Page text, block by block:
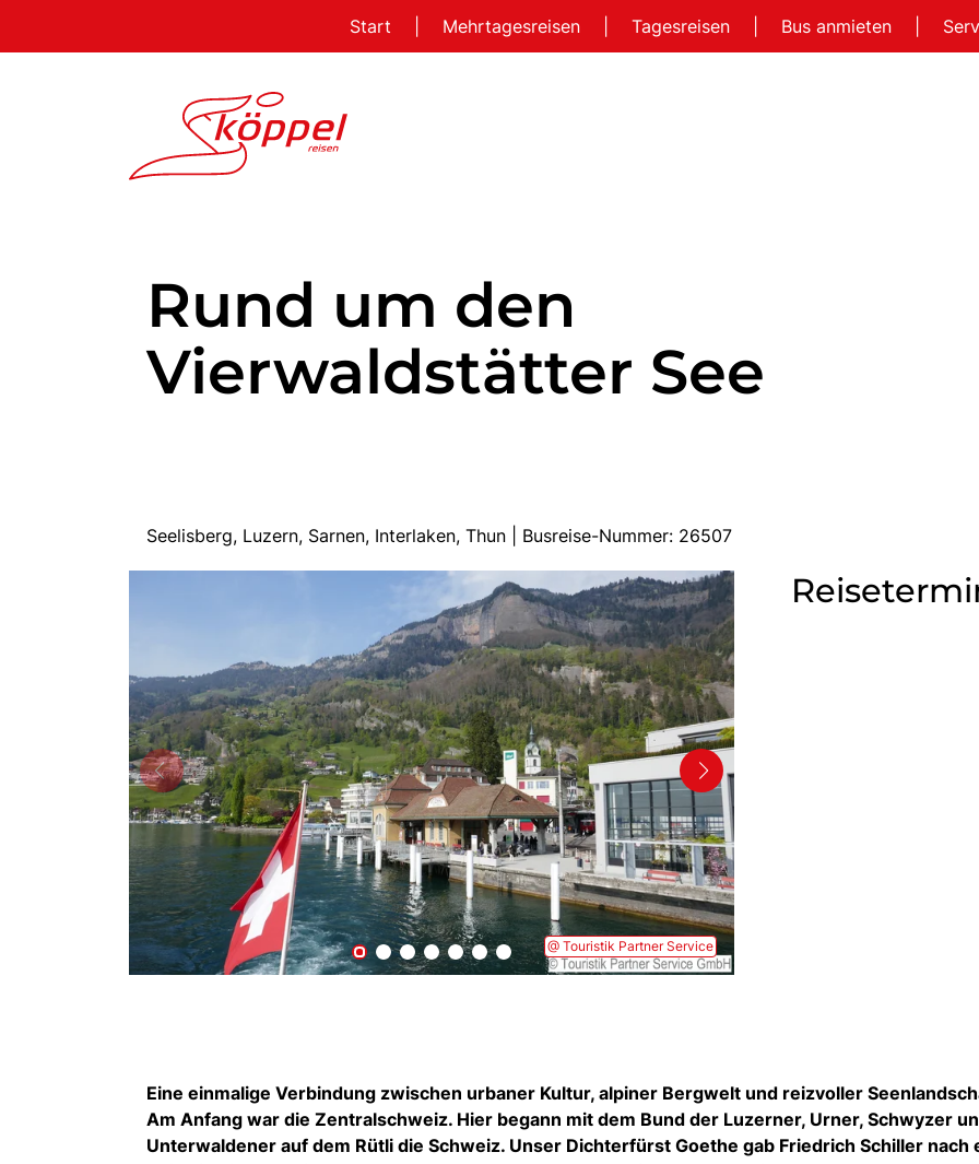
Start Mehrtagesreisen Tagesreisen Bus anmieten
Rund um den
Vierwaldstätter See
Seelisberg, Luzern, Sarnen, Interlaken, Thun | Busreise-Nummer: 26507
@ Touristik Partner Service
Eine einmalige Verbindung zwischen urbaner Kultur, alpiner Bergwelt und reizvoller
Am Anfang war die Zentralschweiz. Hier begann mit dem Bund der Luzerner, Urner, Schwyzer
Unterwaldener auf dem Rütli die Schweiz. Unser Dichterfürst Goethe gab Friedrich Schiller nach